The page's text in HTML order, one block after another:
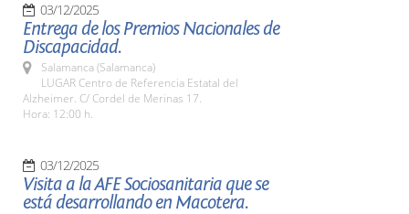
03/12/2025
Entrega de los Premios Nacionales de
Discapacidad.
Salamanca (Salamanca)
LUGAR Centro de Referencia Estatal del
Alzheimer. C/ Cordel de Merinas 17.
Hora: 12:00 h.
03/12/2025
Visita a la AFE Sociosanitaria que se
está desarrollando en Macotera.